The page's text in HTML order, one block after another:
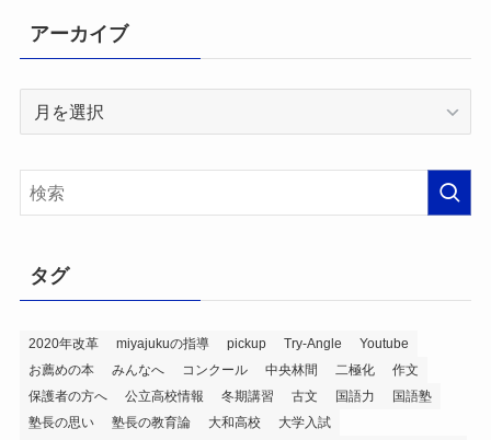
アーカイブ
イ
ブ
タグ
2020年改革 miyajukuの指導 pickup Try-Angle
Youtube
お薦めの本
みんなへ コンクール 中央林間 二極化
作文
保護者の方へ
公立高校情報 冬期講習 古文 国語力
国語塾
塾長の思い
塾長の教育論 大和高校 大学入試